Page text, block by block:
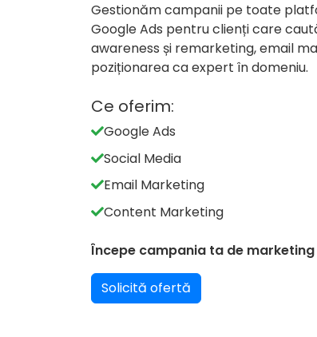
Gestionăm campanii pe toate
Google Ads pentru clienți care
awareness și remarketing, email
poziționarea ca expert în domeniu.
Ce oferim:
Google Ads
Social Media
Email Marketing
Content Marketing
Începe campania ta de marketing
Solicită ofertă